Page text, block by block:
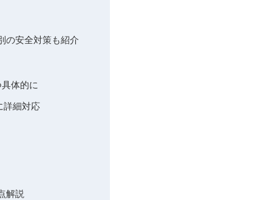
の安全対策も紹介
体的に
詳細対応
解説